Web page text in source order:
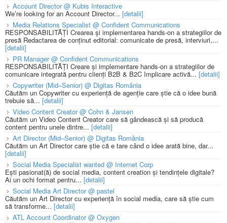
Account Director @ Kubis Interactive
We’re looking for an Account Director... [detalii]
Media Relations Specialist @ Confident Communications
RESPONSABILITĂȚI Crearea și implementarea hands-on a strategiilor de
presă Redactarea de conținut editorial: comunicate de presă, interviuri,...
[detalii]
PR Manager @ Confident Communications
RESPONSABILITĂȚI Creare și implementare hands-on a strategiilor de
comunicare integrată pentru clienți B2B & B2C Implicare activă... [detalii]
Copywriter (Mid–Senior) @ Digitas România
Căutăm un Copywriter cu experiență de agenție care știe că o idee bună
trebuie să... [detalii]
Video Content Creator @ Cohn & Jansen
Căutăm un Video Content Creator care să gândească și să producă
content pentru unele dintre... [detalii]
Art Director (Mid–Senior) @ Digitas România
Căutăm un Art Director care știe că e tare când o idee arată bine, dar...
[detalii]
Social Media Specialist wanted @ Internet Corp
Ești pasionat(ă) de social media, content creation și tendințele digitale?
Ai un ochi format pentru... [detalii]
Social Media Art Director @ pastel
Căutăm un Art Director cu experiență în social media, care să știe cum
să transforme... [detalii]
ATL Account Coordinator @ Oxygen